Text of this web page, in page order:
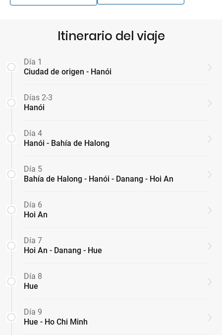
Itinerario del viaje
Día 1
Ciudad de origen - Hanói
Días 2-3
Hanói
Día 4
Hanói - Bahía de Halong
Día 5
Bahía de Halong - Hanói - Danang - Hoi An
Día 6
Hoi An
Día 7
Hoi An - Danang - Hue
Día 8
Hue
Día 9
Hue - Ho Chi Minh